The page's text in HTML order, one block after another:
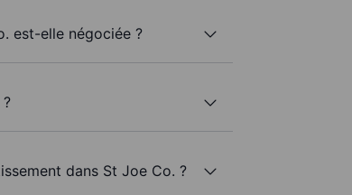
est-elle négociée ?
dans St Joe Co. ?